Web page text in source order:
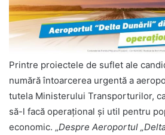
Printre proiectele de suflet ale
numără întoarcerea urgentă a
tutela Ministerului Transporturilor,
să-l facă operațional și util pentru
economic. „Despre Aeroportul